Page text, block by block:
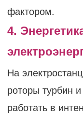
фактором.
4.
На
роторы турбин
работать в